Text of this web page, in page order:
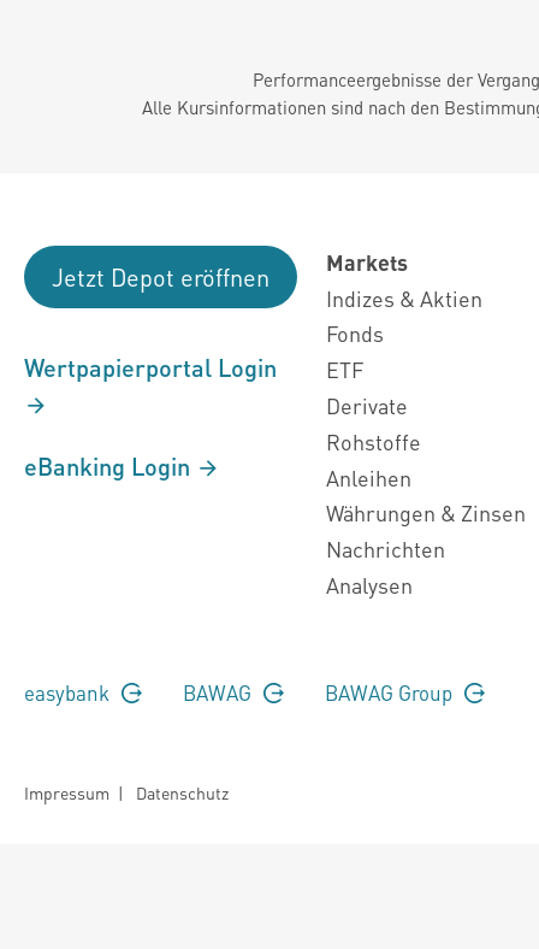
Performanceergebnisse der
Alle Kursinformationen sind nach den
Jetzt Depot eröffnen
Wertpapierportal Login
eBanking Login
Markets
Indizes & Aktien
Fonds
ETF
Derivate
Rohstoffe
Anleihen
Währungen & Zinsen
Nachrichten
Analysen
easybank BAWAG BAWAG Group
Impressum | Datenschutz